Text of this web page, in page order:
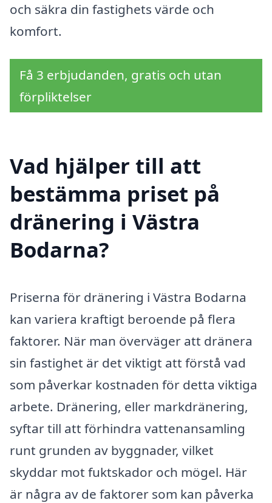
och säkra din fastighets värde och
komfort.
Få 3 erbjudanden, gratis och utan
förpliktelser
Vad hjälper till att
bestämma priset på
dränering i Västra
Bodarna?
Priserna för dränering i Västra Bodarna
kan variera kraftigt beroende på flera
faktorer. När man överväger att dränera
sin fastighet är det viktigt att förstå vad
som påverkar kostnaden för detta viktiga
arbete. Dränering, eller markdränering,
syftar till att förhindra vattenansamling
runt grunden av byggnader, vilket
skyddar mot fuktskador och mögel. Här
är några av de faktorer som kan påverka